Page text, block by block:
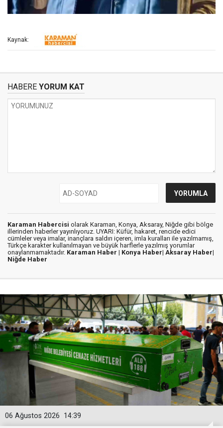
Kaynak:
HABERE YORUM KAT
Karaman Habercisi olarak Karaman, Konya, Aksaray, Niğde gibi bölge
illerinden haberler yayınlıyoruz. UYARI: Küfür, hakaret, rencide edici
cümleler veya imalar, inançlara saldırı içeren, imla kuralları ile yazılmamış,
Türkçe karakter kullanılmayan ve büyük harflerle yazılmış yorumlar
onaylanmamaktadır. Karaman Haber | Konya Haber| Aksaray Haber|
Niğde Haber
14:39
06 Ağustos 2026